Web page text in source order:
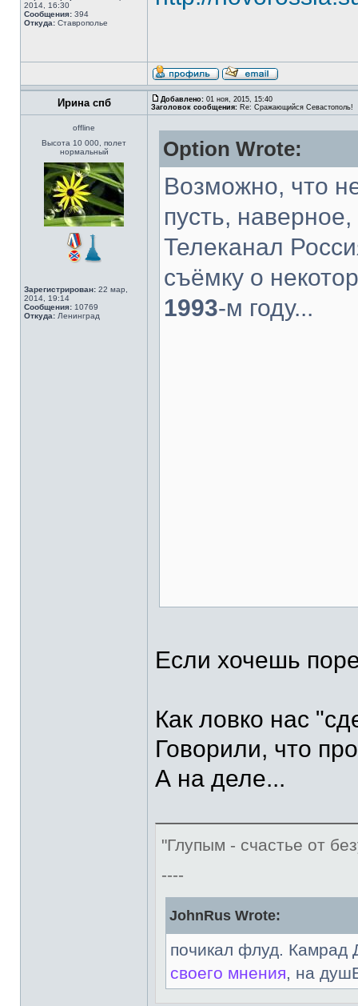
2014, 16:30
Сообщения: 394
Откуда: Ставрополье
Ирина спб Добавлено: 01 ноя, 2015, 15:40
Заголовок сообщения: Re: Сражающийся Севастополь!
offline
Высота 10 000, полет
нормальный
Зарегистрирован: 22 мар,
2014, 19:14
Сообщения: 10769
Откуда: Ленинград
Option Wrote:
Возможно, что
пусть,
Телеканал
съёмку о
1993-м году...
Если хочешь
Как ловко нас
Говорили, что
А на деле...
"Глупым - счастье от
----
JohnRus Wrote:
почикал флуд. Камрад
своего мнения, на